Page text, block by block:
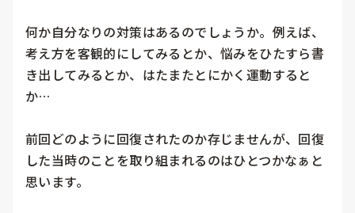
何か自分なりの対策はあるのでしょうか。例えば、
考え方を客観的にしてみるとか、悩みをひたすら書
き出してみるとか、はたまたとにかく運動すると
か…
前回どのように回復されたのか存じませんが、回復
した当時のことを取り組まれるのはひとつかなぁと
思います。